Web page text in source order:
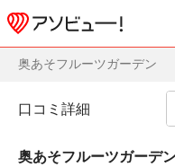
奥あそフルーツガーデン
口コミ詳細
奥あそフルーツガーデ